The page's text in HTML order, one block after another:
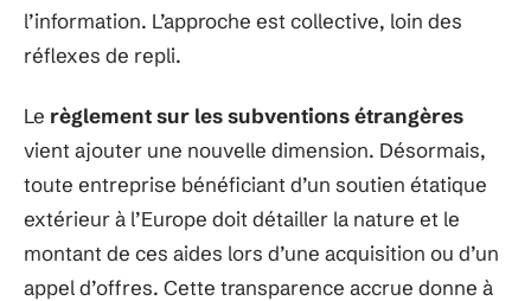
l’information. L’approche est collective, loin des
réflexes de repli.
Le règlement sur les subventions étrangères
vient ajouter une nouvelle dimension. Désormais,
toute entreprise bénéficiant d’un soutien étatique
extérieur à l’Europe doit détailler la nature et le
montant de ces aides lors d’une acquisition ou d’un
appel d’offres. Cette transparence accrue donne à